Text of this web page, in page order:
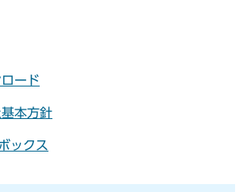
ード
本方針
ックス